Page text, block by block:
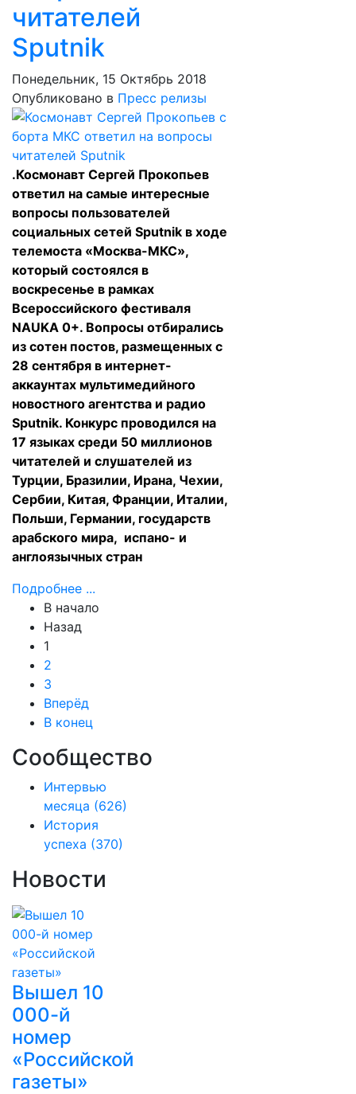
читателей
Sputnik
Понедельник, 15 Октябрь 2018
Опубликовано в Пресс релизы
.Космонавт Сергей Прокопьев
ответил на самые интересные
вопросы пользователей
социальных сетей Sputnik в ходе
телемоста «Москва-МКС»,
который состоялся в
воскресенье в рамках
Всероссийского фестиваля
NAUKA 0+. Вопросы отбирались
из сотен постов, размещенных с
28 сентября в интернет-
аккаунтах мультимедийного
новостного агентства и радио
Sputnik. Конкурс проводился на
17 языках среди 50 миллионов
читателей и слушателей из
Турции, Бразилии, Ирана, Чехии,
Сербии, Китая, Франции, Италии,
Польши, Германии, государств
арабского мира, испано- и
англоязычных стран
Подробнее ...
В начало
Назад
1
2
3
Вперёд
В конец
Сообщество
Интервью
месяца (626)
История
успеха (370)
Новости
Вышел 10
000-й
номер
«Российской
газеты»